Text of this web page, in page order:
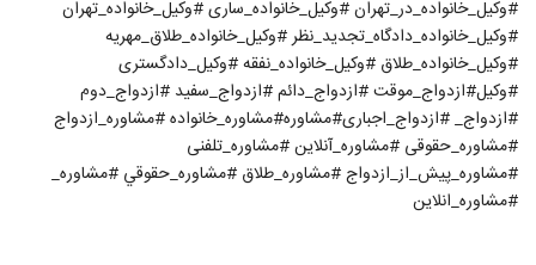
#وکیل_خانواده_در_تهران #وکیل_خانواده_ساری #وکیل_خانواده_تهران
#وکیل_خانواده_دادگاه_تجدید_نظر #وکیل_خانواده_طلاق_مهریه
#وکیل_خانواده_طلاق #وکیل_خانواده_نفقه #وکیل_دادگستری
#وکیل#ازدواج_موقت #ازدواج_دائم #ازدواج_سفید #ازدواج_دوم
#ازدواج_ #ازدواج_اجباری#مشاوره#مشاوره_خانواده #مشاوره_ازدواج
#مشاوره_حقوقی #مشاوره_آنلاین #مشاوره_تلفنی
#مشاوره_پیش_از_ازدواج #مشاوره_طلاق #مشاوره_حقوقي #مشاوره_
#مشاوره_انلاین